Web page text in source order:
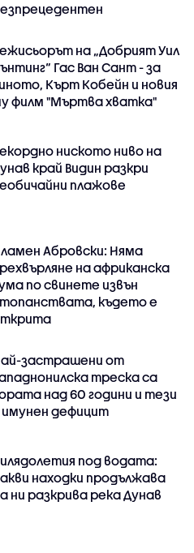
на „Добрият Уил
Гас Ван Сант - за
Кърт Кобейн и новия
филм "Мъртва хватка"
ниското ниво на
край Видин разкри
плажове
Абровски: Няма
на африканска
по свинете извън
където е
застрашени от
треска са
над 60 години и тези
имунен дефицит
под водата:
находки продължава
ни разкрива река Дунав